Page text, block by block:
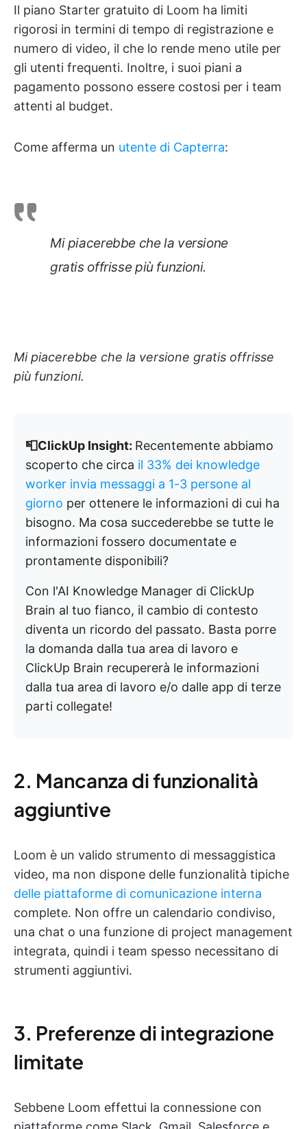
Il piano Starter gratuito di Loom ha limiti
rigorosi in termini di tempo di registrazione e
numero di video, il che lo rende meno utile per
gli utenti frequenti. Inoltre, i suoi piani a
pagamento possono essere costosi per i team
attenti al budget.
Come afferma un utente di Capterra:
Mi piacerebbe che la versione
gratis offrisse più funzioni.
Mi piacerebbe che la versione gratis offrisse
più funzioni.
📮ClickUp Insight: Recentemente abbiamo
scoperto che circa il 33% dei knowledge
worker invia messaggi a 1-3 persone al
giorno per ottenere le informazioni di cui ha
bisogno. Ma cosa succederebbe se tutte le
informazioni fossero documentate e
prontamente disponibili?
Con l'AI Knowledge Manager di ClickUp
Brain al tuo fianco, il cambio di contesto
diventa un ricordo del passato. Basta porre
la domanda dalla tua area di lavoro e
ClickUp Brain recupererà le informazioni
dalla tua area di lavoro e/o dalle app di terze
parti collegate!
2. Mancanza di funzionalità
aggiuntive
Loom è un valido strumento di messaggistica
video, ma non dispone delle funzionalità tipiche
delle piattaforme di comunicazione interna
complete. Non offre un calendario condiviso,
una chat o una funzione di project management
integrata, quindi i team spesso necessitano di
strumenti aggiuntivi.
3. Preferenze di integrazione
limitate
Sebbene Loom effettui la connessione con